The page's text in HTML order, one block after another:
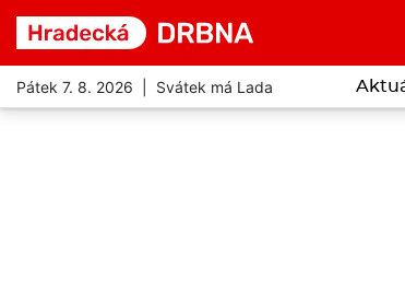
Pátek 7. 8. 2026 | Svátek má Lada